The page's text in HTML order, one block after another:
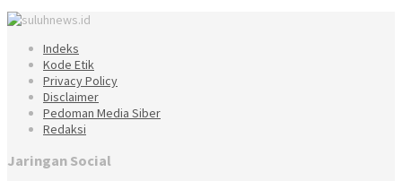
Indeks
Kode Etik
Privacy Policy
Disclaimer
Pedoman Media Siber
Redaksi
Jaringan Social